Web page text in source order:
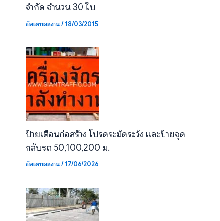
จำกัด จำนวน 30 ใบ
อัพเดทผลงาน/18/03/2015
ป้ายเตือนก่อสร้าง โปรดระมัดระวัง และป้ายจุด
กลับรถ 50,100,200 ม.
อัพเดทผลงาน/17/06/2026